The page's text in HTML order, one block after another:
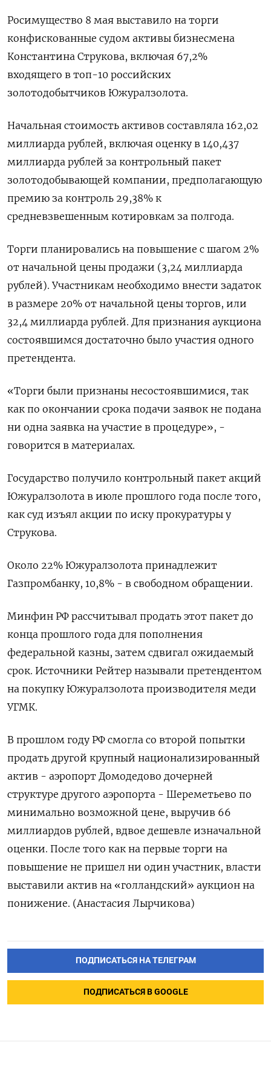
Росимущество ‌8 мая выставило на торги
конфискованные судом активы бизнесмена
Константина Струкова, включая 67,2%
входящего в топ-10 российских
золотодобытчиков Южуралзолота.
Начальная стоимость активов составляла ​162,02
миллиарда рублей, включая оценку ​в 140,437 ​
миллиарда рублей за ⁠контрольный пакет
золотодобывающей компании, предполагающую
премию за контроль ‌29,38% к
средневзвешенным котировкам за ‌полгода.
Торги планировались на повышение с шагом 2%
от начальной цены продажи (3,24 ​миллиарда
рублей). Участникам необходимо внести задаток
в размере 20% ‌от начальной цены торгов, или
32,4 миллиарда рублей. Для ​признания аукциона
состоявшимся достаточно было участия одного
претендента.
«Торги были признаны ‌несостоявшимися, так
как по окончании срока подачи заявок не подана
ни одна заявка на участие в процедуре», -
говорится ​в материалах.
Государство получило ​контрольный пакет ‌акций
Южуралзолота в июле прошлого года после того,
как суд ​изъял акции по иску прокуратуры у
Струкова.
Около 22% Южуралзолота принадлежит
Газпромбанку, 10,8% - в свободном обращении.
Минфин РФ рассчитывал продать этот пакет до
конца прошлого года для пополнения
федеральной казны, затем сдвигал ожидаемый
срок. Источники Рейтер называли претендентом
на покупку Южуралзолота производителя меди
УГМК.
В прошлом ​году РФ смогла ⁠со второй попытки
продать другой крупный национализированный
актив - аэропорт Домодедово дочерней
структуре другого аэропорта - Шереметьево ‌по
минимально возможной цене, выручив 66
миллиардов рублей, вдвое ‌дешевле изначальной
оценки. После того как на первые торги на
повышение не ​пришел ни один участник, власти
выставили ‌актив на «голландский» аукцион на
понижение. (Анастасия Лырчикова)
ПОДПИСАТЬСЯ НА ТЕЛЕГРАМ
ПОДПИСАТЬСЯ В GOOGLE